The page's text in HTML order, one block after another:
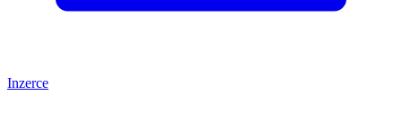
Inzerce